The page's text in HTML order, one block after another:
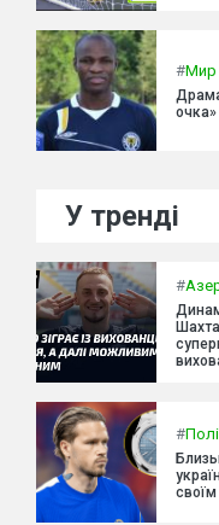
#Мир
очка»
У тренді
#
#